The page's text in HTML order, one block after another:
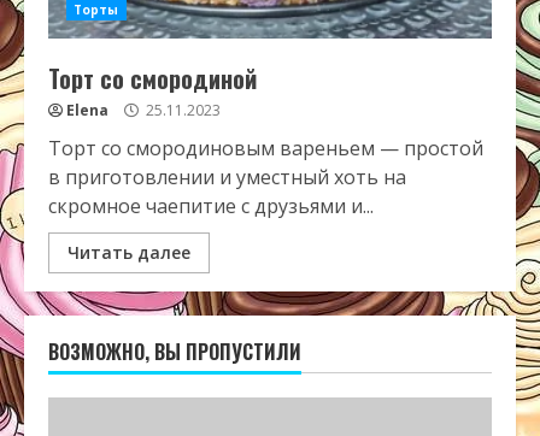
Торты
Торт со смородиной
Elena 25.11.2023
Торт со смородиновым вареньем — простой
в приготовлении и уместный хоть на
скромное чаепитие с друзьями и...
Читать далее
ВОЗМОЖНО, ВЫ ПРОПУСТИЛИ